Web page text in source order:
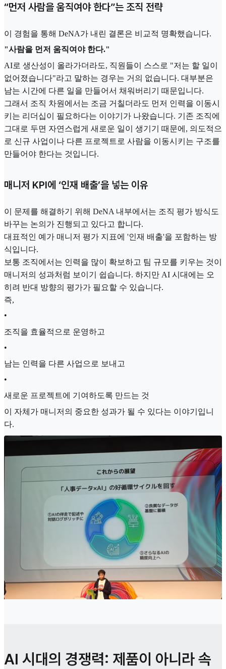
“먼저 사람을 움직여야 한다”는 조직 전략
이 경험을 통해 DeNA가 내린 결론은 비교적 명확했습니다.
"사람을 먼저 움직여야 한다."
AI로 생산성이 올라가더라도, 직원들이 스스로 "저는 할 일이
없어졌습니다"라고 말하는 경우는 거의 없습니다. 대부분은
남는 시간에 다른 일을 만들어서 채워버리기 때문입니다.
그래서 조직 차원에서는 조금 거칠더라도 먼저 인력을 이동시
키는 리더십이 필요하다는 이야기가 나왔습니다. 기존 조직에
그대로 두면 자연스럽게 새로운 일이 생기기 때문에, 의도적으
로 신규 사업이나 다른 프로젝트로 사람을 이동시키는 구조를
만들어야 한다는 것입니다.
매니저 KPI에 ‘인재 배출’을 넣는 이유
이 문제를 해결하기 위해 DeNA 내부에서는 조직 평가 방식도
바꾸는 논의가 진행되고 있다고 합니다.
대표적인 예가 매니저 평가 지표에 '인재 배출'을 포함하는 방
식입니다.
보통 조직에서는 인력을 많이 확보하고 팀 규모를 키우는 것이
매니저의 성과처럼 보이기 쉽습니다. 하지만 AI 시대에는 오
히려 반대 방향의 평가가 필요할 수 있습니다.
즉,
•
조직을 효율적으로 운영하고
•
남는 인력을 다른 사업으로 보내고
•
새로운 프로젝트에 기여하도록 만드는 것
이 자체가 매니저의 중요한 성과가 될 수 있다는 이야기입니
다.
AI 시대의 경쟁력: 제품이 아니라 속